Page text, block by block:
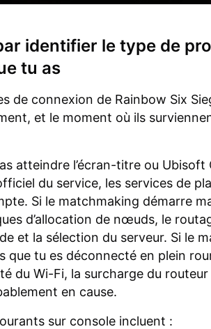
identifier le type de
tu as
de connexion de Rainbow Six
et le moment où ils
atteindre l’écran-titre ou
du service, les services de
Si le matchmaking démarre
d’allocation de nœuds, le
et la sélection du serveur. Si le
que tu es déconnecté en plein
du Wi-Fi, la surcharge du
en cause.
sur console incluent :